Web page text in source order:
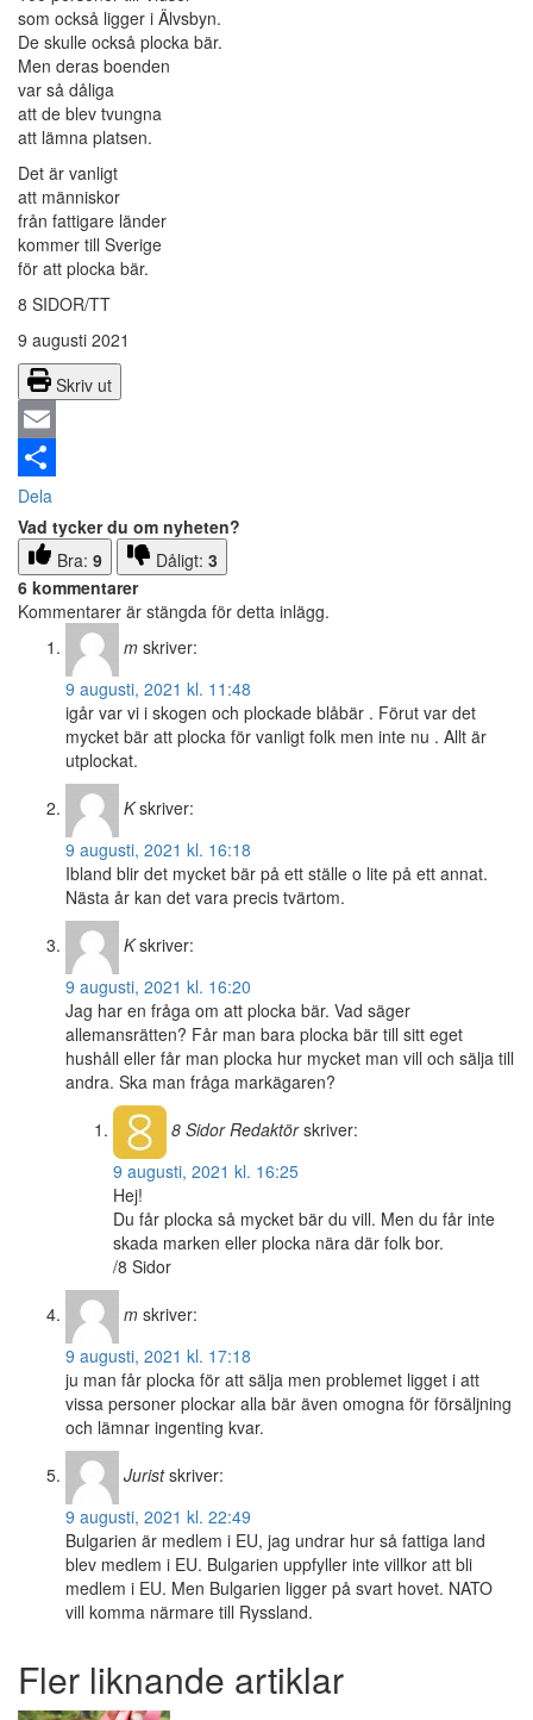
som också ligger i Älvsbyn.
De skulle också plocka bär.
Men deras boenden
var så dåliga
att de blev tvungna
att lämna platsen.
Det är vanligt
att människor
från fattigare länder
kommer till Sverige
för att plocka bär.
8 SIDOR/TT
9 augusti 2021
Skriv ut
Email
Dela
Vad tycker du om nyheten?
Bra: 9 Dåligt: 3
6 kommentarer
Kommentarer är stängda för detta inlägg.
m skriver:
9 augusti, 2021 kl. 11:48
igår var vi i skogen och plockade blåbär . Förut var det
mycket bär att plocka för vanligt folk men inte nu . Allt är
utplockat.
K skriver:
9 augusti, 2021 kl. 16:18
Ibland blir det mycket bär på ett ställe o lite på ett annat.
Nästa år kan det vara precis tvärtom.
K skriver:
9 augusti, 2021 kl. 16:20
Jag har en fråga om att plocka bär. Vad säger
allemansrätten? Får man bara plocka bär till sitt eget
hushåll eller får man plocka hur mycket man vill och sälja till
andra. Ska man fråga markägaren?
8 SidorRedaktör skriver:
9 augusti, 2021 kl. 16:25
Hej!
Du får plocka så mycket bär du vill. Men du får inte
skada marken eller plocka nära där folk bor.
/8 Sidor
m skriver:
9 augusti, 2021 kl. 17:18
ju man får plocka för att sälja men problemet ligget i att
vissa personer plockar alla bär även omogna för försäljning
och lämnar ingenting kvar.
Jurist skriver:
9 augusti, 2021 kl. 22:49
Bulgarien är medlem i EU, jag undrar hur så fattiga land
blev medlem i EU. Bulgarien uppfyller inte villkor att bli
medlem i EU. Men Bulgarien ligger på svart hovet. NATO
vill komma närmare till Ryssland.
Fler liknande artiklar